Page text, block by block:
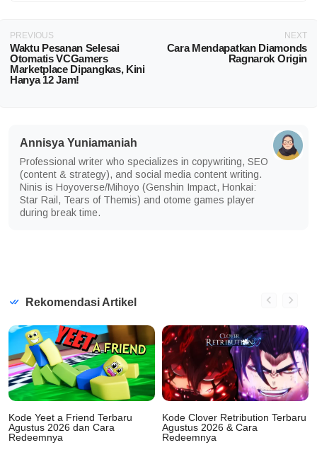
PREVIOUS
Waktu Pesanan Selesai
Otomatis VCGamers
Marketplace Dipangkas, Kini
Hanya 12 Jam!
NEXT
Cara Mendapatkan Diamonds
Ragnarok Origin
Annisya Yuniamaniah
Professional writer who specializes in copywriting, SEO
(content & strategy), and social media content writing.
Ninis is Hoyoverse/Mihoyo (Genshin Impact, Honkai:
Star Rail, Tears of Themis) and otome games player
during break time.
Rekomendasi Artikel
Kode Yeet a Friend Terbaru
Agustus 2026 dan Cara
Redeemnya
Kode Clover Retribution Terbaru
Agustus 2026 & Cara
Redeemnya